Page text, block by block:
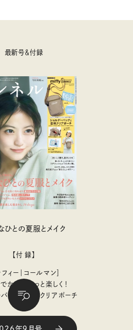
最新号＆付録
ひとの夏服とメイク
【付 録】
フィー｜コールマン］
かけがもっと楽しく！
バッグ&夏柄クリアポーチ